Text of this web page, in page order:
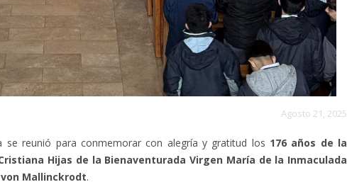
Agosto 21, 2025
se reunió para conmemorar con alegría y gratitud los 176 años de la
Hijas de la Bienaventurada Virgen María de la Inmaculada
Mallinckrodt.